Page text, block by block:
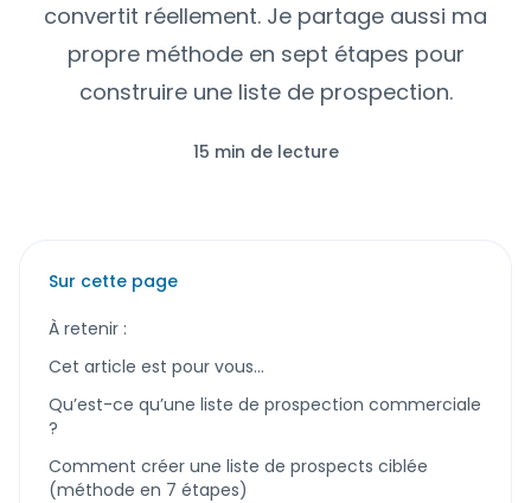
convertit réellement. Je partage aussi ma
propre méthode en sept étapes pour
construire une liste de prospection.
15 min de lecture
Sur cette page
À retenir :
Cet article est pour vous…
Qu’est-ce qu’une liste de prospection commerciale
?
Comment créer une liste de prospects ciblée
(méthode en 7 étapes)